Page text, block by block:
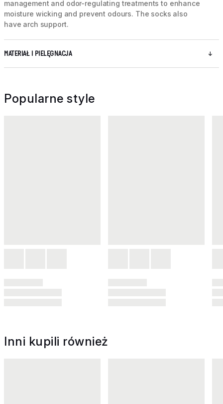
management and odor-regulating treatments to enhance
moisture wicking and prevent odours. The socks also
have arch support.
MATERIAŁ I PIELĘGNACJA
Popularne style
Inni kupili również